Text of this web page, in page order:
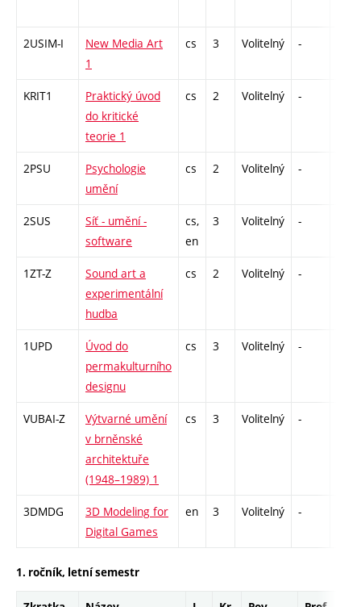
2USIM-I
New Media Art
1
cs 3 Volitelný -
KRIT1
Praktický úvod
do kritické
teorie 1
cs 2 Volitelný -
2PSU
Psychologie
umění
cs 2 Volitelný -
2SUS
Síť - umění -
software
cs,
en
3 Volitelný -
1ZT-Z
Sound art a
experimentální
hudba
cs 2 Volitelný -
1UPD
Úvod do
permakulturního
designu
cs 3 Volitelný -
VUBAI-Z
Výtvarné umění
v brněnské
architektuře
(1948–1989) 1
cs 3 Volitelný -
3DMDG
3D Modeling for
Digital Games
en 3 Volitelný -
1. ročník, letní semestr